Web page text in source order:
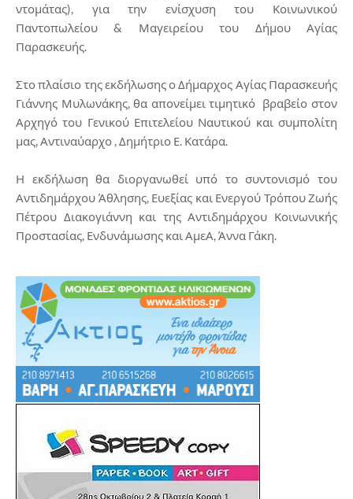
ντομάτας), για την ενίσχυση του Κοινωνικού
Παντοπωλείου & Μαγειρείου του Δήμου Αγίας
Παρασκευής.
Στο πλαίσιο της εκδήλωσης ο Δήμαρχος Αγίας Παρασκευής
Γιάννης Μυλωνάκης, θα απονείμει τιμητικό βραβείο στον
Αρχηγό του Γενικού Επιτελείου Ναυτικού και συμπολίτη
μας, Αντιναύαρχο , Δημήτριο Ε. Κατάρα.
Η εκδήλωση θα διοργανωθεί υπό το συντονισμό του
Αντιδημάρχου Άθλησης, Ευεξίας και Ενεργού Τρόπου Ζωής
Πέτρου Διακογιάννη και της Αντιδημάρχου Κοινωνικής
Προστασίας, Ενδυνάμωσης και ΑμεΑ, Άννα Γάκη.